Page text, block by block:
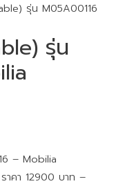
รุ่น M05A00116
รุ่น
– Mobilia
าคา 12900 บาท –